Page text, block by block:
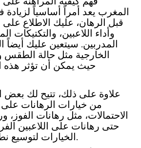
المغرب يعد أمراً أساسياً
قبل الرهان، عليك الاطلاع
وأداء اللاعبين،
المدربين. سيتعين عليك أيضاً
الخارجية مثل حالة الطقس
حيث يمكن أن تؤثر هذه
علاوة على ذلك، تتيح لك بعض
من خيارات الرهانات
الاحتمالات، مثل رهانات الفوز،
حتى رهانات على اللاعبين
الخيارات لتوسيع نطاق استراتيجياتك.